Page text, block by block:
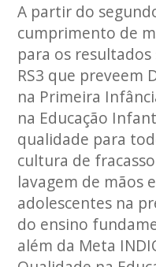
A partir do
cumprimento de
para os resultados
RS3 que preveem
na Primeira
na Educação
qualidade para
cultura de
lavagem de mãos
adolescentes na
do ensino
além da Meta